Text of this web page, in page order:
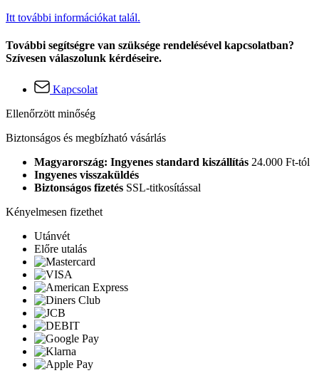
Itt további információkat talál.
További segítségre van szüksége rendelésével kapcsolatban?
Szívesen válaszolunk kérdéseire.
Kapcsolat
Ellenőrzött minőség
Biztonságos és megbízható vásárlás
Magyarország: Ingyenes standard kiszállítás 24.000 Ft-tól
Ingyenes visszaküldés
Biztonságos fizetés SSL-titkosítással
Kényelmesen fizethet
Utánvét
Előre utalás